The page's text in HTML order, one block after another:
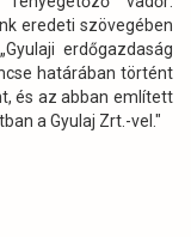
eredeti szövegében
erdőgazdaság
határában történt
és az abban említett
a Gyulaj Zrt.-vel."